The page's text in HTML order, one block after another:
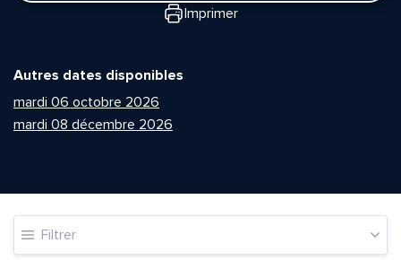
Imprimer
Autres dates disponibles
mardi 06 octobre 2026
mardi 08 décembre 2026
Filtrer